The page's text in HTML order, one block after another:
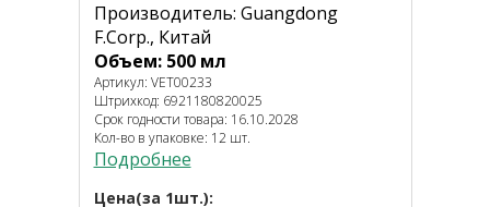
Производитель: Guangdong
F.Corp., Китай
Объем: 500 мл
Артикул: VET00233
Штрихкод: 6921180820025
Срок годности товара: 16.10.2028
Кол-во в упаковке: 12 шт.
Подробнее
Цена(за 1шт.):